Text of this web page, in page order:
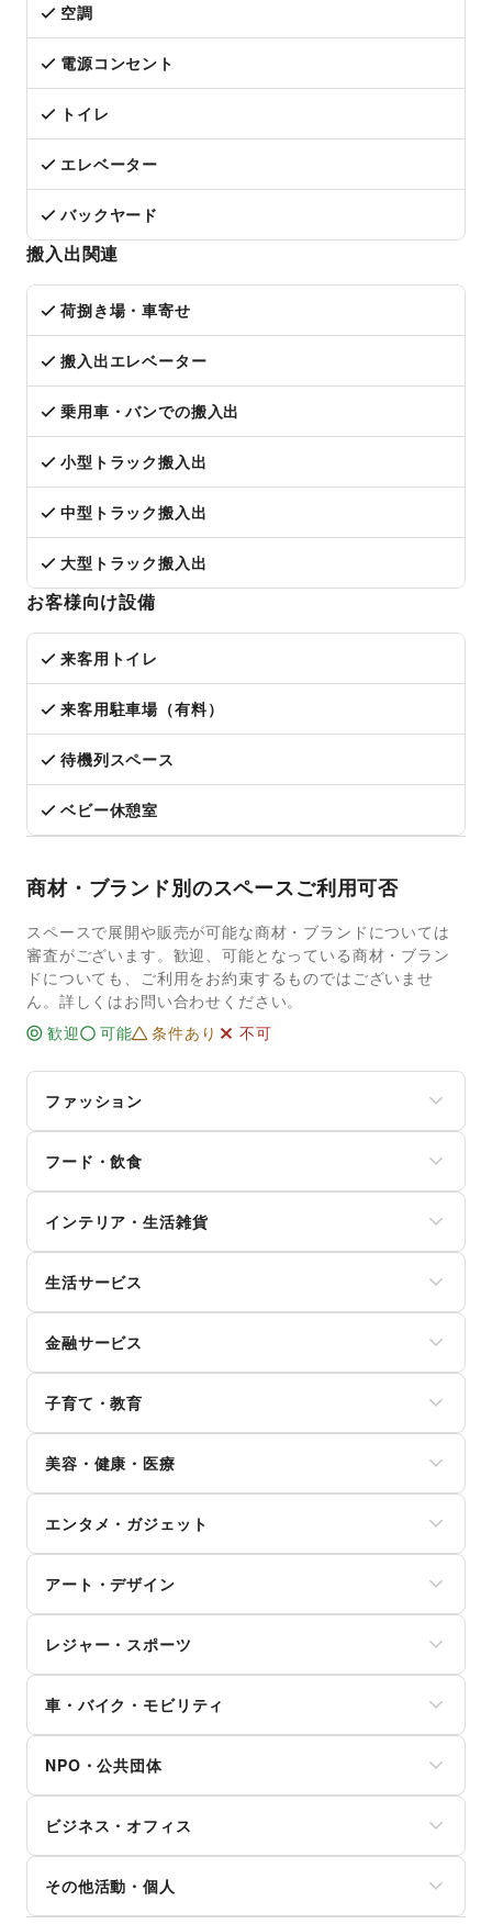
空調
電源コンセント
トイレ
エレベーター
バックヤード
搬入出関連
荷捌き場・車寄せ
搬入出エレベーター
乗用車・バンでの搬入出
小型トラック搬入出
中型トラック搬入出
大型トラック搬入出
お客様向け設備
来客用トイレ
来客用駐車場（有料）
待機列スペース
ベビー休憩室
商材・ブランド別のスペースご利用可否
スペースで展開や販売が可能な商材・ブランドについては
審査がございます。歓迎、可能となっている商材・ブラン
ドについても、ご利用をお約束するものではございませ
ん。詳しくはお問い合わせください。
歓迎
可能 条件あり 不可
ファッション
レディースファッション
ユニセックス
インナー・ルームウェア
キッズ・ベビー・マタニティ
スポーツ
シーズナルウェア
腕時計
靴
バッグ・革小物
ファッション雑貨
和服・着物
古着
その他ファッション
フード・飲食
和菓子
パン
お弁当・惣菜
軽食・ホットスナック
コーヒー・紅茶
その他飲料
食材・調味料
物産展・マルシェ
キッチンカー・移動販売
野菜・果物・生鮮食品
その他フード・飲食
インテリア・生活雑貨
寝具・ベッド
家具・家電
キッチン雑貨・調理器具
掃除用品・生活便利品
文房具
手芸・ハンドメイド
花・盆栽・ドライフラワー
犬・猫・ペット
日用雑貨
食器・陶磁器
その他インテリア・生活雑貨
生活サービス
インターネット・プロバイダ
電気・ガス
ウォーターサーバー
ハウスクリーニング・家事代行
定期宅配
リサイクル雑貨・古本
冠婚葬祭
資格・習い事
リフォーム
住宅（購入・賃貸）
たばこ
修理・メンテナンス
就職・転職・求人
金融サービス
保険
銀行
住宅ローン
証券・FX
不動産投資
その他金融サービス
子育て・教育
ランドセル
学習教材・通信教育
子供向け教室・レッスン
塾・家庭教師
おもちゃ・絵本
その他子育て・教育
美容・健康・医療
ダイエット・健康グッズ
美容・コスメ・香水
ヘアケア・シャンプー
美容家電
ヘアサロン・ネイルサロン
マッサージ・整体
女性用品・フェムテック
コンタクトレンズ
医療・医薬品
その他美容・健康
エンタメ・ガジェット
スマホアクセサリー
ガジェット
ゲーム
アニメ
コミック・マンガ
アイドル・芸能人
CD・DVD・本・雑誌
Webメディア・アプリ
テレビ・ドラマ
映画
音楽・ライブ
演劇
占い
アート・デザイン
写真・イラストレーション
立体作品・彫刻
その他アート・デザイン
レジャー・スポーツ
キャンプ・アウトドア
野球
サッカー
バスケットボール
ゴルフ
その他レジャー・スポーツ
車・バイク・モビリティ
バイク・オートバイ
自転車・ロードバイク
マイクロモビリティ
その他車・バイク・モビリティ
NPO・公共団体
外国団体・大使館
募金・寄付
NPO・ボランティア活動
その他NPO・公共団体
ビジネス・オフィス
オフィス家具・OA機器
イベント企画・運営
その他活動・個人